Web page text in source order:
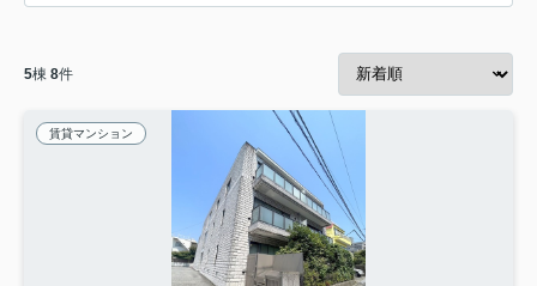
5棟 8件
賃貸マンション